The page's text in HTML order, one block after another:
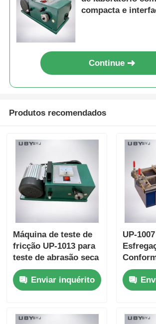
compacta e
Continue
Produtos recomendados
Máquina de teste de
fricção UP-1013 para
teste de abrasão seca
e úmida com faixa de
carga ajustável e
exibição de
em tempo real
Enviar inquérito
UP-
ISO
D2486
de 37 ±